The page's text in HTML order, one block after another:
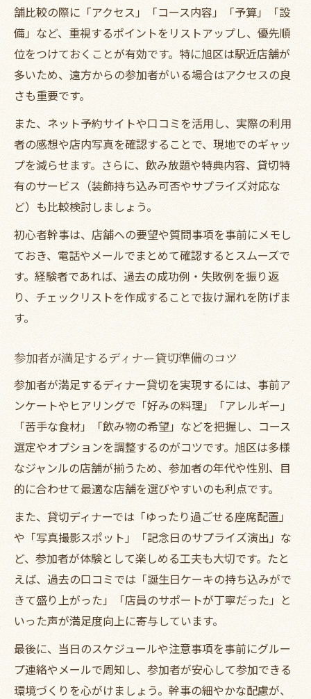
舗比較の際に「アクセス」「コース内容」「予算」「設
備」など、重視するポイントをリストアップし、優先順
位をつけておくことが有効です。特に旭区は駅近店舗が
多いため、遠方からの参加者がいる場合はアクセスの良
さも重要です。
また、ネット予約サイトや口コミを活用し、実際の利用
者の感想や店内写真を確認することで、現地でのギャッ
プを減らせます。さらに、飲み放題や特典内容、貸切特
有のサービス（装飾持ち込み可否やサプライズ対応な
ど）も比較検討しましょう。
初心者幹事は、店舗への要望や質問事項を事前にメモし
ておき、電話やメールでまとめて確認するとスムーズで
す。経験者であれば、過去の成功例・失敗例を振り返
り、チェックリストを作成することで抜け漏れを防げま
す。
参加者が満足するディナー貸切準備のコツ
参加者が満足するディナー貸切を実現するには、事前ア
ンケートやヒアリングで「好みの料理」「アレルギー」
「苦手な食材」「飲み物の希望」などを把握し、コース
選定やオプションを調整するのがコツです。旭区は多様
なジャンルの店舗が揃うため、参加者の年代や性別、目
的に合わせて最適な店舗を選びやすいのも利点です。
また、貸切ディナーでは「ゆったり過ごせる座席配置」
や「写真撮影スポット」「記念日のサプライズ演出」な
ど、参加者が体験として楽しめる工夫も大切です。たと
えば、過去の口コミでは「誕生日ケーキの持ち込みがで
きて盛り上がった」「店員のサポートが丁寧だった」と
いった声が満足度向上に寄与しています。
最後に、当日のスケジュールや注意事項を事前にグルー
プ連絡やメールで周知し、参加者が安心して参加できる
環境づくりを心がけましょう。幹事の細やかな配慮が、